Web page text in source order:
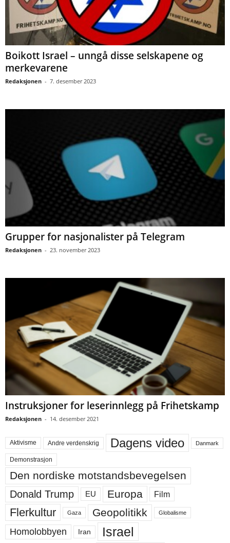
Boikott Israel – unngå disse selskapene og
merkevarene
Redaksjonen - 7. desember 2023
Grupper for nasjonalister på Telegram
Redaksjonen - 23. november 2023
Instruksjoner for leserinnlegg på Frihetskamp
Redaksjonen - 14. desember 2021
Aktivisme Andre verdenskrig Dagens video Danmark
Demonstrasjon
Den nordiske motstandsbevegelsen
Donald Trump EU Europa Film
Flerkultur Gaza Geopolitikk Globalisme
Homolobbyen Iran Israel